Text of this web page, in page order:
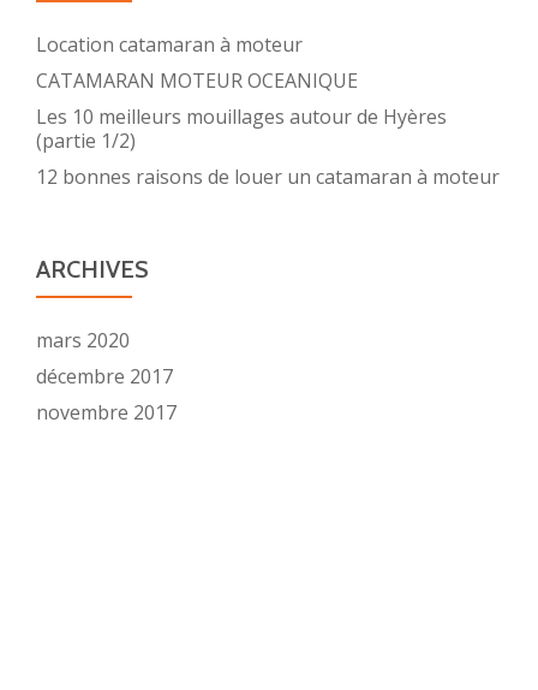
Location catamaran à moteur
CATAMARAN MOTEUR OCEANIQUE
Les 10 meilleurs mouillages autour de Hyères
(partie 1/2)
12 bonnes raisons de louer un catamaran à moteur
ARCHIVES
mars 2020
décembre 2017
novembre 2017